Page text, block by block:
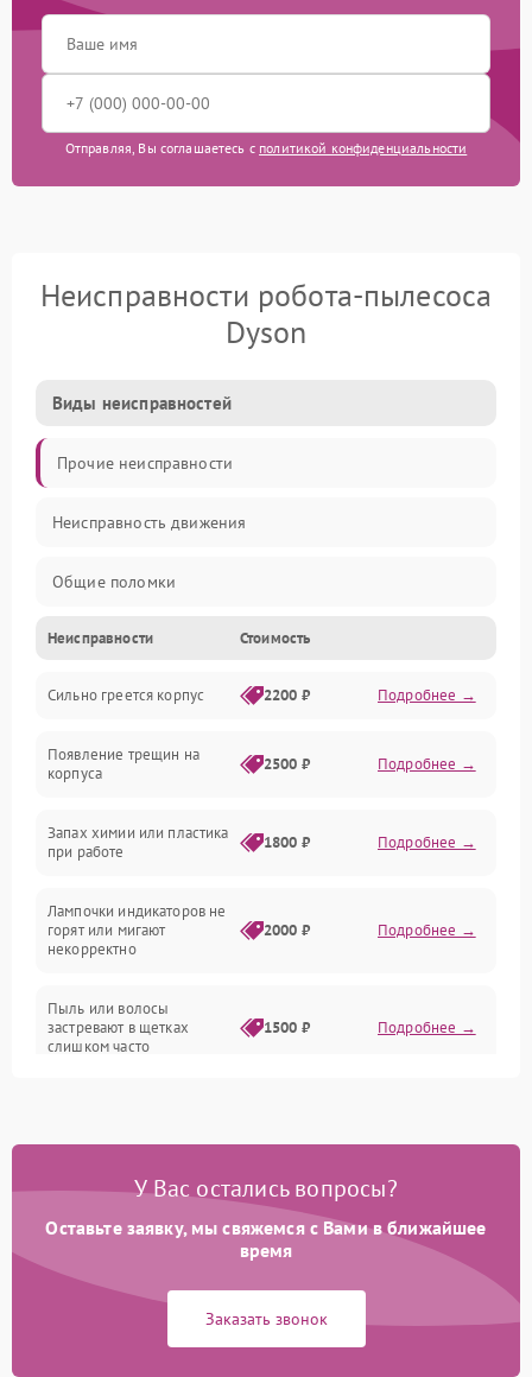
Отправляя, Вы соглашаетесь с политикой конфиденциальности
Неисправности робота-пылесоса
Dyson
Виды неисправностей
Прочие неисправности
Неисправность движения
Общие поломки
Неисправность датчиков
Неисправность программного обеспечения
Проблемы с сигналом
Батарея
Программные сбои
Неисправности Стоимость
Сильно греется корпус 2200 ₽ Подробнее →
Появление трещин на
корпуса
2500 ₽ Подробнее →
Запах химии или пластика
при работе
1800 ₽ Подробнее →
Лампочки индикаторов не
горят или мигают
некорректно
2000 ₽ Подробнее →
Пыль или волосы
застревают в щетках
слишком часто
1500 ₽ Подробнее →
У Вас остались вопросы?
Оставьте заявку, мы свяжемся с Вами в ближайшее
время
Заказать звонок